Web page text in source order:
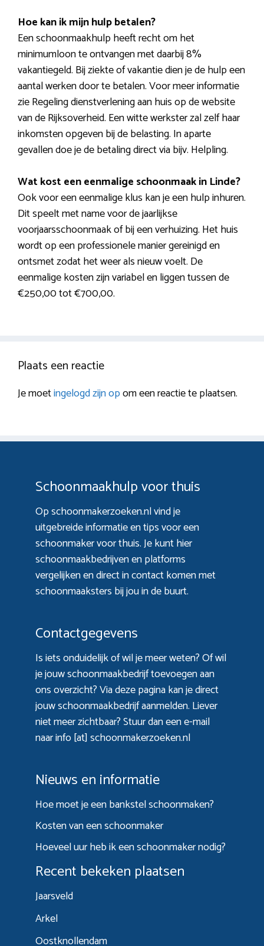
Hoe kan ik mijn hulp betalen?
Een schoonmaakhulp heeft recht om het
minimumloon te ontvangen met daarbij 8%
vakantiegeld. Bij ziekte of vakantie dien je de hulp een
aantal werken door te betalen. Voor meer informatie
zie Regeling dienstverlening aan huis op de website
van de Rijksoverheid. Een witte werkster zal zelf haar
inkomsten opgeven bij de belasting. In aparte
gevallen doe je de betaling direct via bijv. Helpling.
Wat kost een eenmalige schoonmaak in Linde?
Ook voor een eenmalige klus kan je een hulp inhuren.
Dit speelt met name voor de jaarlijkse
voorjaarsschoonmaak of bij een verhuizing. Het huis
wordt op een professionele manier gereinigd en
ontsmet zodat het weer als nieuw voelt. De
eenmalige kosten zijn variabel en liggen tussen de
€250,00 tot €700,00.
Plaats een reactie
Je moetingelogd zijn opom een reactie te plaatsen.
Schoonmaakhulp voor thuis
Op schoonmakerzoeken.nl vind je
uitgebreide informatie en tips voor een
schoonmaker voor thuis. Je kunt hier
schoonmaakbedrijven en platforms
vergelijken en direct in contact komen met
schoonmaaksters bij jou in de buurt.
Contactgegevens
Is iets onduidelijk of wil je meer weten? Of wil
je jouw schoonmaakbedrijf toevoegen aan
ons overzicht? Viadeze paginakan je direct
jouw schoonmaakbedrijf aanmelden. Liever
niet meer zichtbaar? Stuur dan een e-mail
naar info [at] schoonmakerzoeken.nl
Nieuws en informatie
Hoe moet je een bankstel schoonmaken?
Kosten van een schoonmaker
Hoeveel uur heb ik een schoonmaker nodig?
Recent bekeken plaatsen
Jaarsveld
Arkel
Oostknollendam